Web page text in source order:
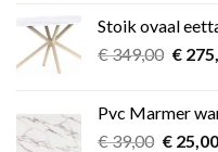
€
Stoik ovaal
€349,00
€
€
Pvc Marmer
€39,00 €25,00